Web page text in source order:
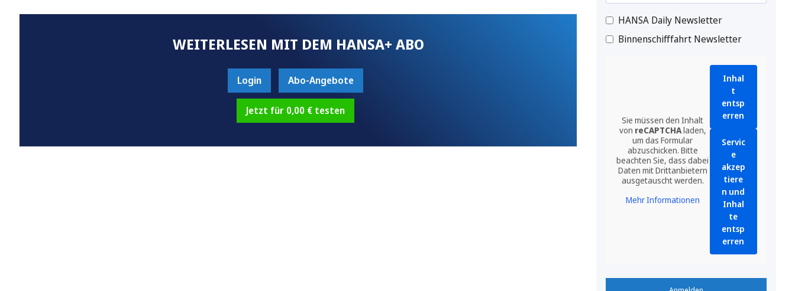
WEITERLESEN MIT DEM HANSA+ ABO
Login Abo-Angebote
Jetzt für 0,00 € testen
HANSA Daily Newsletter
Binnenschifffahrt Newsletter
Sie müssen den Inhalt
von reCAPTCHAladen,
um das Formular
abzuschicken. Bitte
beachten Sie, dass dabei
Daten mit Drittanbietern
ausgetauscht werden.
Mehr Informationen
Inhal
t
entsp
erren
Servic
e
akzep
tiere
n und
Inhal
te
entsp
erren